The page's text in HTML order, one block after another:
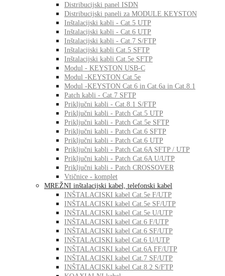
Distribucijski panel ISDN
Distribucijski paneli za MODULE KEYSTON
Inštalacijski kabli - Cat.5 UTP
Inštalacijski kabli - Cat.6 UTP
Inštalacijski kabli - Cat.7 S/FTP
Inštalacijski kabli Cat.5 SFTP
Inštalacijski kabli Cat.5e SFTP
Modul - KEYSTON USB-C
Modul -KEYSTON Cat.5e
Modul -KEYSTON Cat.6 in Cat.6a in Cat.8.1
Patch kabli - Cat.7 SFTP
Priključni kabli - Cat.8.1 S/FTP
Priključni kabli - Patch Cat.5 UTP
Priključni kabli - Patch Cat.5e SFTP
Priključni kabli - Patch Cat.6 SFTP
Priključni kabli - Patch Cat.6 UTP
Priključni kabli - Patch Cat.6A SFTP / UTP
Priključni kabli - Patch Cat.6A U/UTP
Priključni kabli - Patch CROSSOVER
Vtičnice - komplet
MREŽNI inštalacijski kabel, telefonski kabel
INŠTALACISKI kabel Cat.5e F/UTP
INŠTALACISKI kabel Cat.5e SF/UTP
INŠTALACISKI kabel Cat.5e U/UTP
INŠTALACISKI kabel Cat.6 F/UTP
INŠTALACISKI kabel Cat.6 SF/UTP
INŠTALACISKI kabel Cat.6 U/UTP
INŠTALACISKI kabel Cat.6A FF/UTP
INŠTALACISKI kabel Cat.7 SF/UTP
INŠTALACISKI kabel Cat.8.2 S/FTP